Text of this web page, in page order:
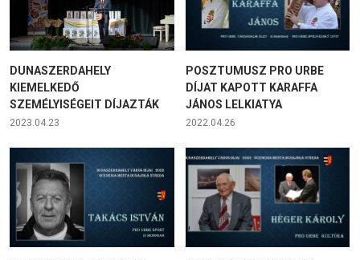
DUNASZERDAHELY
KIEMELKEDŐ
SZEMÉLYISÉGEIT DÍJAZTÁK
2023.04.23
POSZTUMUSZ PRO URBE
DÍJAT KAPOTT KARAFFA
JÁNOS LELKIATYA
2022.04.26